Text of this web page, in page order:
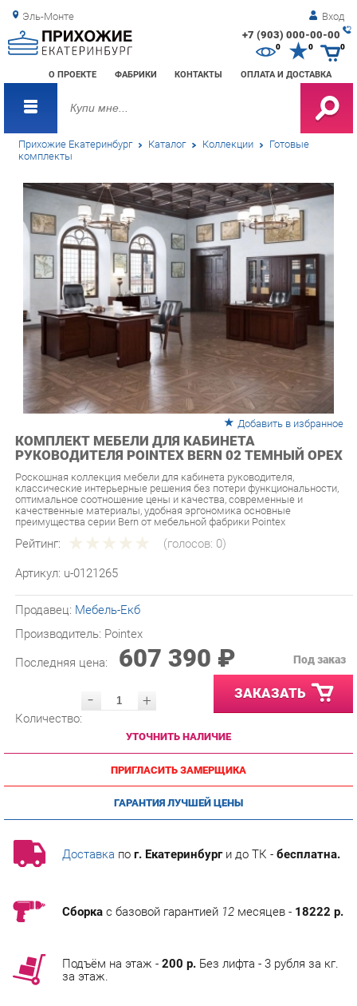
Эль-Монте Вход
+7 (903) 000-00-00
О ПРОЕКТЕ ФАБРИКИ КОНТАКТЫ ОПЛАТА И ДОСТАВКА
0 0
Прихожие Екатеринбург Каталог Коллекции Готовые
комплекты
Добавить в избранное
КОМПЛЕКТ МЕБЕЛИ ДЛЯ КАБИНЕТА
РУКОВОДИТЕЛЯ POINTEX BERN 02 ТЕМНЫЙ ОРЕХ
Роскошная коллекция мебели для кабинета руководителя,
оптимальное соотношение цены и качества, современные и
качественные материалы, удобная эргономика основные
преимущества серии Bern от мебельной фабрики Pointex
Рейтинг: (голосов:0)
Артикул: u-0121265
Производитель:Pointex
Последняя цена: 607 390 ₽
- ЗАКАЗАТЬ
УТОЧНИТЬ НАЛИЧИЕ
ПРИГЛАСИТЬ ЗАМЕРЩИКА
ГАРАНТИЯ ЛУЧШЕЙ ЦЕНЫ
Доставкапог. Екатеринбурги до ТК -бесплатна.
ТЭГИ